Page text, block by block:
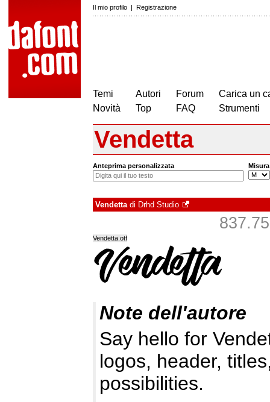
Il mio profilo | Registrazione
Temi
Novità
Autori
Top
Forum
FAQ
Carica un
Strumenti
Vendetta
Anteprima personalizzata Misura
Vendettadi Drhd Studio
Vendetta.otf
Note dell'autore
Say hello for
logos, header,
possibilities.